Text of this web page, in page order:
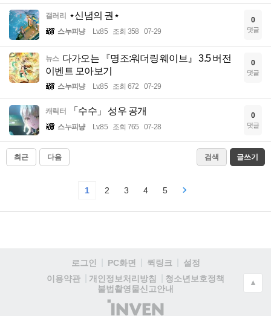
갤러리 ⋆신념의 권⋆
스누피냥 Lv.85 조회 358 07-29
0
댓글
뉴스 다가오는 『명조:워더링 웨이브』 3.5 버전
이벤트 모아보기
스누피냥 Lv.85 조회 672 07-29
0
댓글
캐릭터 「수수」 성우 공개
스누피냥 Lv.85 조회 765 07-28
0
댓글
최근 다음 검색 글쓰기
1 2 3 4 5
로그인 PC화면 퀵링크
설정
이용약관
개인정보처리방침
청소년보호정책
불법촬영물신고안내
(주)
▲